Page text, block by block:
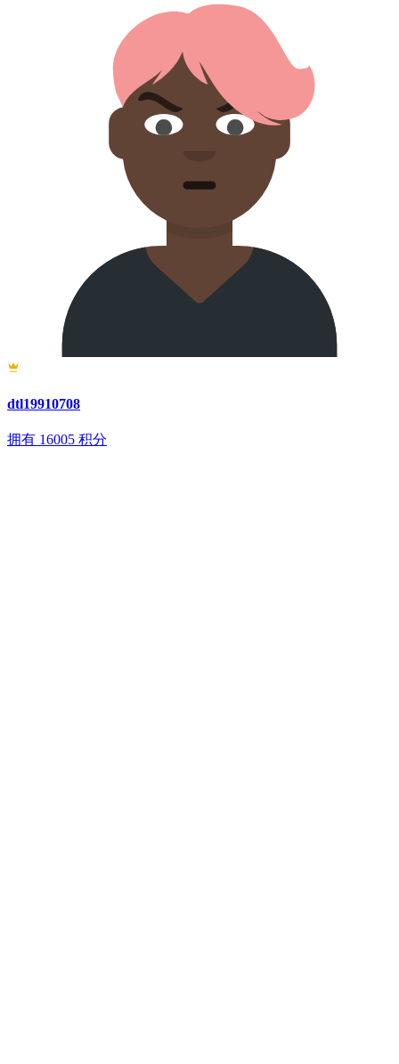
dtl19910708
拥有 16005 积分